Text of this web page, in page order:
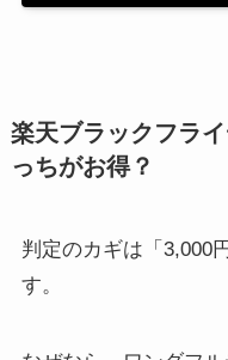
楽天ブラックフラ
っちがお得？
判定のカギは「3,000
す。